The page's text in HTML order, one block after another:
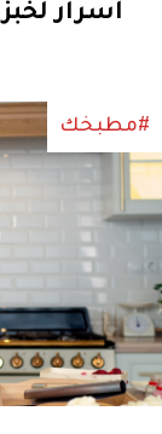
أسرار
#مطبخك